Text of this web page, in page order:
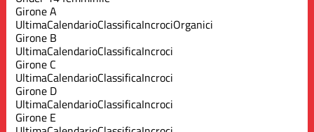
Girone A
UltimaCalendarioClassificaIncrociOrganici
Girone B
UltimaCalendarioClassificaIncroci
Girone C
UltimaCalendarioClassificaIncroci
Girone D
UltimaCalendarioClassificaIncroci
Girone E